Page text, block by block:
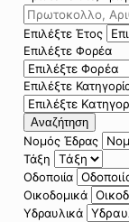
Επιλέξτε Έτος
Επιλέξτε Φορέα
Επιλέξτε
Αναζήτηση
Νομός Έδρας
Τάξη
Οδοποιία
Οικοδομικά
Υδραυλικά